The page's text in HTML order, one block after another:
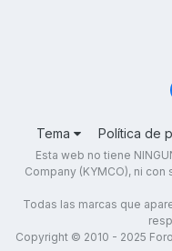
Tema Política de
Esta web no tiene
Company (KYMCO), ni con
Todas las marcas que
Copyright © 2010 - 2025